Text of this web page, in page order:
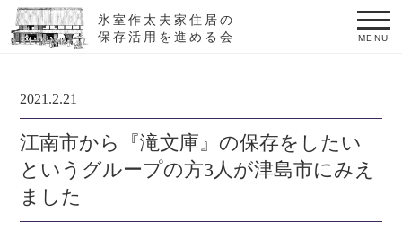
氷室作太夫家住居の
保存活用を進める会
MENU
2021.2.21
江南市から『滝文庫』の保存をしたい
というグループの方3人が津島市にみえ
ました